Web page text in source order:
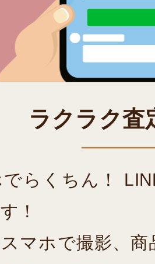
ラクラク査
でらくちん！
！
マホで撮影、